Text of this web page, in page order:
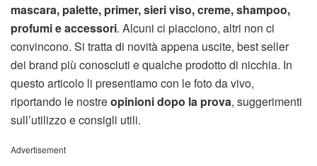
mascara, palette, primer, sieri viso, creme, shampoo,
profumi e accessori. Alcuni ci piacciono, altri non ci
convincono. Si tratta di novità appena uscite, best seller
dei brand più conosciuti e qualche prodotto di nicchia. In
questo articolo li presentiamo con le foto da vivo,
riportando le nostreopinioni dopo la prova, suggerimenti
sull’utilizzo e consigli utili.
Advertisement